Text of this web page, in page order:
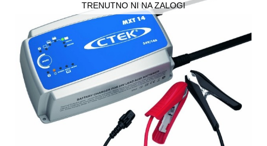
TRENUTNO NI NA ZALOGI